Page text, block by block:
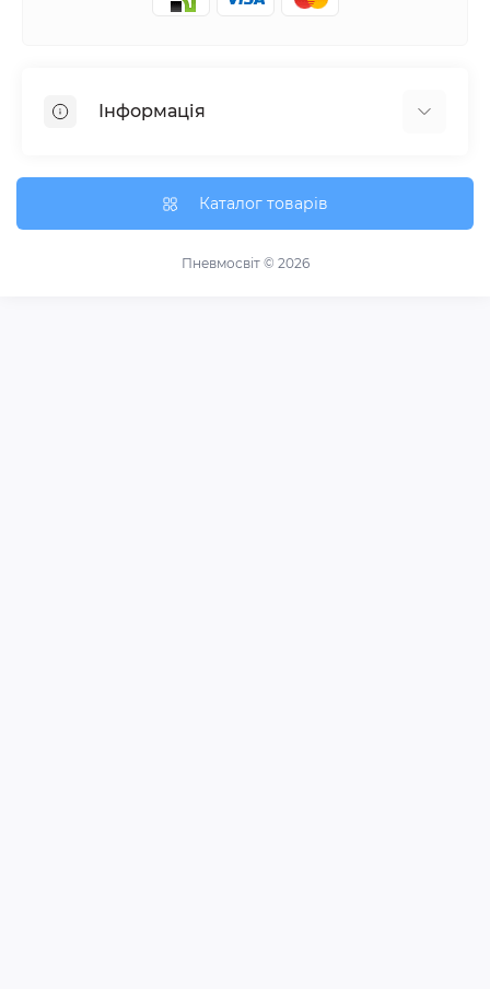
Інформація
Політика безпеки
Каталог товарів
Пневмосвіт © 2026